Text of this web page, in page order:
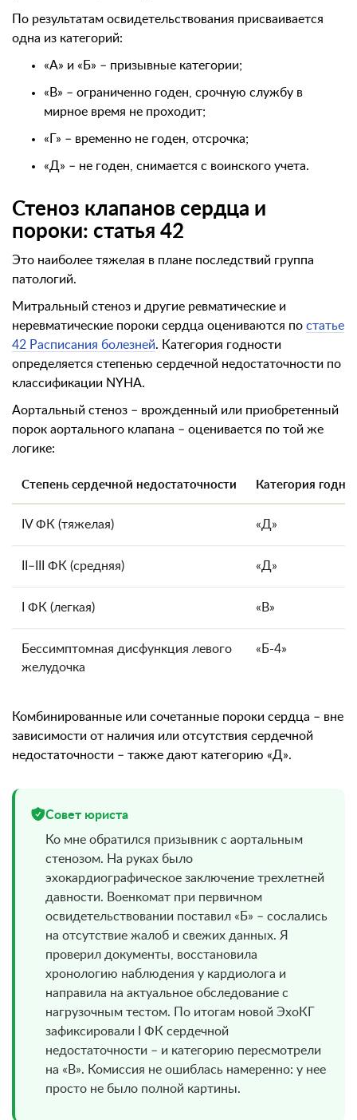
По результатам освидетельствования присваивается
одна из категорий:
«А» и «Б» – призывные категории;
«В» – ограниченно годен, срочную службу в
мирное время не проходит;
«Г» – временно не годен, отсрочка;
«Д» – не годен, снимается с воинского учета.
Стеноз клапанов сердца и
пороки: статья 42
Это наиболее тяжелая в плане последствий группа
патологий.
Митральный стеноз и другие ревматические и
неревматические пороки сердца оцениваются по статье
42 Расписания болезней. Категория годности
определяется степенью сердечной недостаточности по
классификации NYHA.
Аортальный стеноз – врожденный или приобретенный
порок аортального клапана – оценивается по той же
логике:
Степень сердечной недостаточности Категория
IV ФК (тяжелая) «Д»
II–III ФК (средняя) «Д»
I ФК (легкая) «В»
Бессимптомная дисфункция левого
желудочка
«Б-4»
Комбинированные или сочетанные пороки сердца – вне
зависимости от наличия или отсутствия сердечной
недостаточности – также дают категорию «Д».
Совет юриста
Ко мне обратился призывник с аортальным
стенозом. На руках было
эхокардиографическое заключение трехлетней
давности. Военкомат при первичном
освидетельствовании поставил «Б» – сослались
на отсутствие жалоб и свежих данных. Я
проверил документы, восстановила
хронологию наблюдения у кардиолога и
направила на актуальное обследование с
нагрузочным тестом. По итогам новой ЭхоКГ
зафиксировали I ФК сердечной
недостаточности – и категорию пересмотрели
на «В». Комиссия не ошиблась намеренно: у нее
просто не было полной картины.